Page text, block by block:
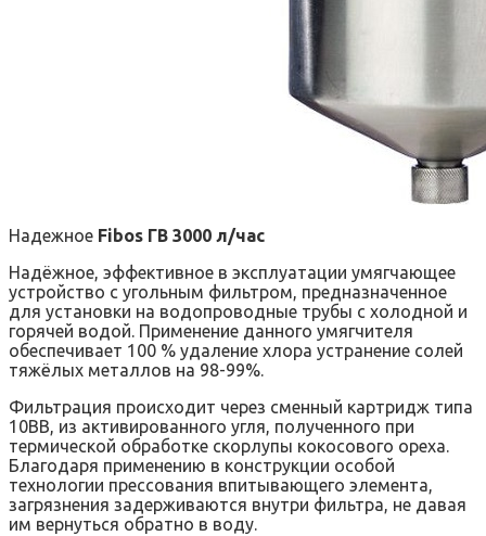
Надежное Fibos ГВ 3000 л/час
Надёжное, эффективное в эксплуатации умягчающее
устройство с угольным фильтром, предназначенное
для установки на водопроводные трубы с холодной и
горячей водой. Применение данного умягчителя
обеспечивает 100 % удаление хлора устранение солей
тяжёлых металлов на 98-99%.
Фильтрация происходит через сменный картридж типа
10ВВ, из активированного угля, полученного при
термической обработке скорлупы кокосового ореха.
Благодаря применению в конструкции особой
технологии прессования впитывающего элемента,
загрязнения задерживаются внутри фильтра, не давая
им вернуться обратно в воду.